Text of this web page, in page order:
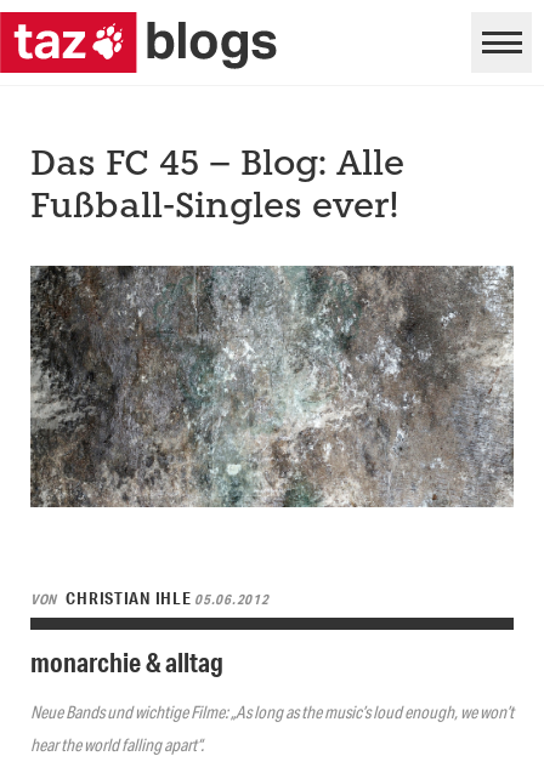
Das FC 45 – Blog: Alle
Fußball-Singles ever!
VON CHRISTIAN IHLE 05.06.2012
monarchie & alltag
Neue Bands und wichtige Filme: „As long as the music’s loud enough, we won’t
hear the world falling apart“.